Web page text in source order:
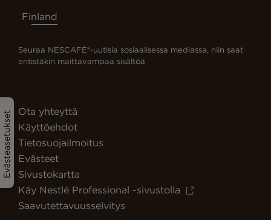
Evästeasetukset
Finland
Seuraa NESCAFÉ®-uutisia sosiaalisessa mediassa, niin saat
entistäkin maittavampaa sisältöä
Ota yhteyttä
Käyttöehdot
Tietosuojailmoitus
Evästeet
Sivustokartta
Käy Nestlé Professional -sivustolla
Saavutettavuusselvitys